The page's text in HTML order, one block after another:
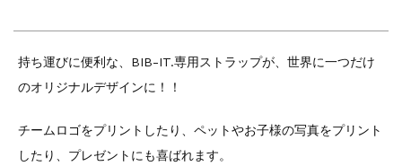
持ち運びに便利な、BIB-IT.専用ストラップが、世界に一つだけ
のオリジナルデザインに！！
チームロゴをプリントしたり、ペットやお子様の写真をプリント
したり、プレゼントにも喜ばれます。